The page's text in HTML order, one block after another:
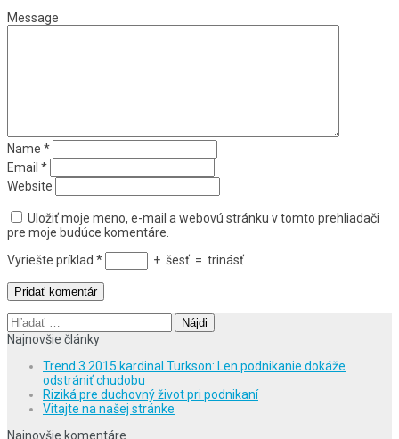
Message
Name *
Email *
Website
Uložiť moje meno, e-mail a webovú stránku v tomto prehliadači
pre moje budúce komentáre.
Vyriešte príklad * + šesť = trinásť
Hľadať:
Najnovšie články
Trend 3 2015 kardinal Turkson: Len podnikanie dokáže
odstrániť chudobu
Riziká pre duchovný život pri podnikaní
Vitajte na našej stránke
Najnovšie komentáre